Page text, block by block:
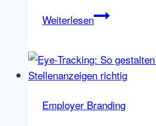
WeiterlesenStatistics:
visited
French
Boards
Employer Branding